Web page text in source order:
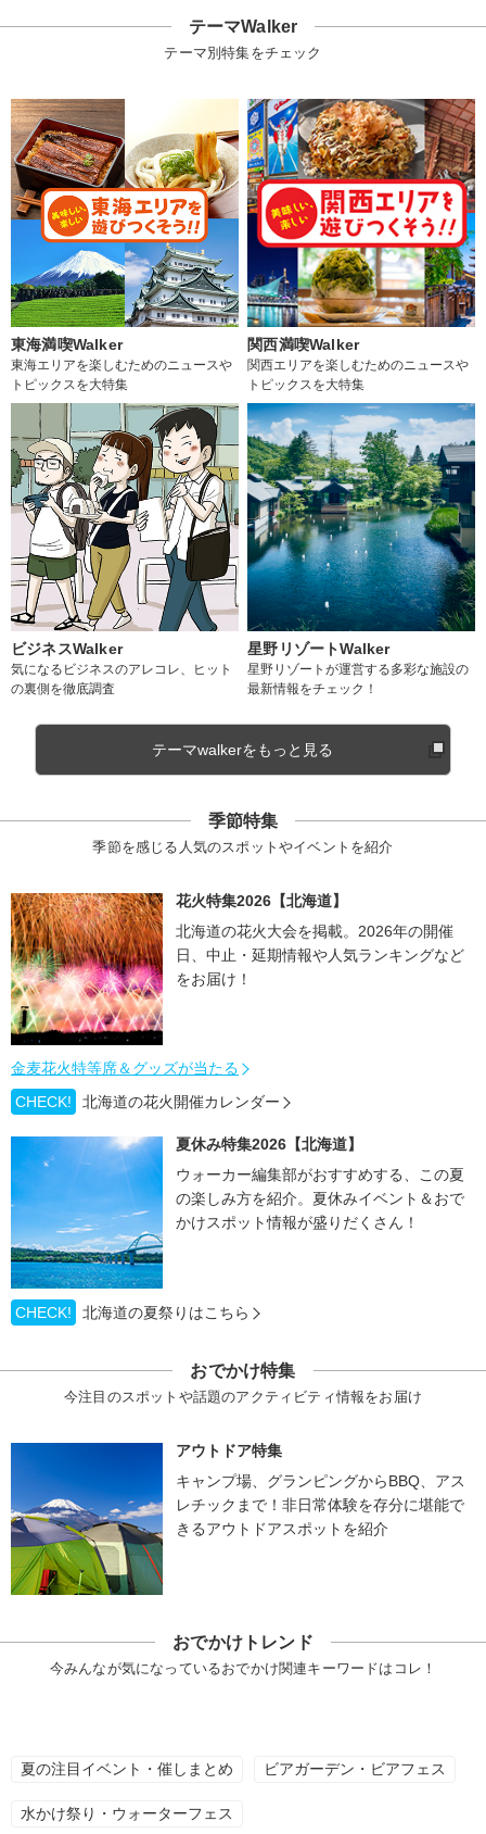
テーマWalker
テーマ別特集をチェック
東海満喫Walker
東海エリアを楽しむためのニュースや
トピックスを大特集
関西満喫Walker
関西エリアを楽しむためのニュースや
トピックスを大特集
ビジネスWalker
気になるビジネスのアレコレ、ヒット
の裏側を徹底調査
星野リゾートWalker
星野リゾートが運営する多彩な施設の
最新情報をチェック！
テーマwalkerをもっと見る
季節特集
季節を感じる人気のスポットやイベントを紹介
花火特集2026【北海道】
北海道の花火大会を掲載。2026年の開催
日、中止・延期情報や人気ランキングなど
をお届け！
金麦花火特等席＆グッズが当たる
CHECK!
北海道の花火開催カレンダー
夏休み特集2026【北海道】
ウォーカー編集部がおすすめする、この夏
の楽しみ方を紹介。夏休みイベント＆おで
かけスポット情報が盛りだくさん！
CHECK! 北海道の夏祭りはこちら
おでかけ特集
今注目のスポットや話題のアクティビティ情報をお届け
アウトドア特集
キャンプ場、グランピングからBBQ、アス
レチックまで！非日常体験を存分に堪能で
きるアウトドアスポットを紹介
おでかけトレンド
今みんなが気になっているおでかけ関連キーワードはコレ！
夏の注目イベント・催しまとめ ビアガーデン・ビアフェス
水かけ祭り・ウォーターフェス